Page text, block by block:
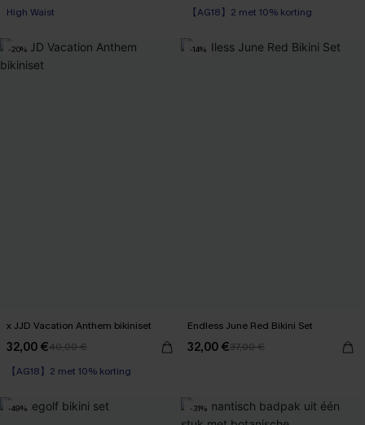
High Waist
【AG18】2 met 10% korting
-20%
x JJD Vacation Anthem bikiniset
32,00 €40,00 €
【AG18】2 met 10% korting
-14%
Endless June Red Bikini Set
32,00 €37,00 €
-49% -31%